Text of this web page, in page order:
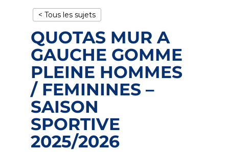
< Tous les sujets
QUOTAS MUR A
GAUCHE GOMME
PLEINE HOMMES
/ FEMININES –
SAISON
SPORTIVE
2025/2026